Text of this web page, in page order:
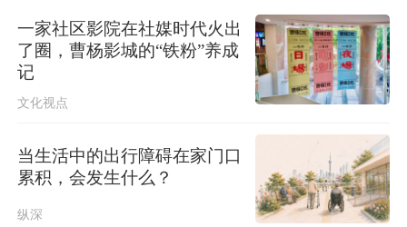
一家社区影院在社媒时代火出
了圈，曹杨影城的“铁粉”养成
记
文化视点
当生活中的出行障碍在家门口
累积，会发生什么？
纵深